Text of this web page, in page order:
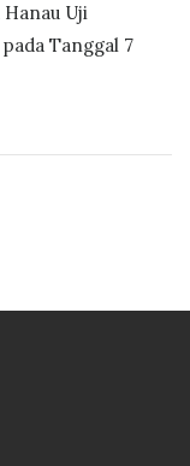
Hanau Uji
Tanggal 7